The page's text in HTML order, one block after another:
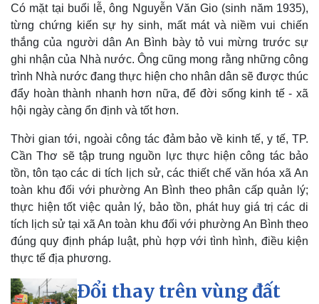
Thể thao
Bóng đá
Lịch thi đấu bóng đá
Thế giới thể thao
eSports
Hậu trường
Ô tô - Xe máy
Ô tô
Xe máy
Tư vấn
Có mặt tại buổi lễ, ông Nguyễn Văn Gio (sinh năm 1935),
từng chứng kiến sự hy sinh, mất mát và niềm vui chiến
thắng của người dân An Bình bày tỏ vui mừng trước sự
ghi nhận của Nhà nước. Ông cũng mong rằng những công
trình Nhà nước đang thực hiện cho nhân dân sẽ được thúc
đẩy hoàn thành nhanh hơn nữa, để đời sống kinh tế - xã
hội ngày càng ổn định và tốt hơn.
Thời gian tới, ngoài công tác đảm bảo về kinh tế, y tế, TP.
Cần Thơ sẽ tập trung nguồn lực thực hiện công tác bảo
tồn, tôn tạo các di tích lịch sử, các thiết chế văn hóa xã An
toàn khu đối với phường An Bình theo phân cấp quản lý;
thực hiện tốt việc quản lý, bảo tồn, phát huy giá trị các di
tích lịch sử tại xã An toàn khu đối với phường An Bình theo
đúng quy định pháp luật, phù hợp với tình hình, điều kiện
thực tế địa phương.
Đổi thay trên vùng đất